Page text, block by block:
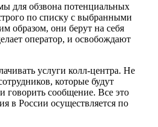
для обзвона потенциальных
по списку с выбранными
образом, они берут на себя
оператор, и освобождают
услуги колл-центра. Не
которые будут
говорить сообщение. Все это
в России осуществляется по